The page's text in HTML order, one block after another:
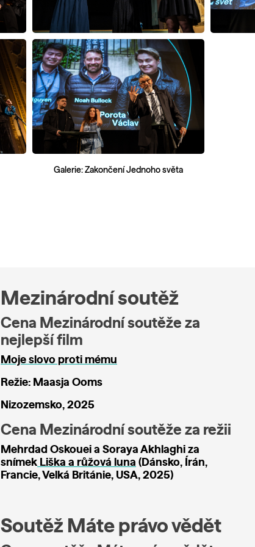
Galerie: Zakončení Jednoho světa
Mezinárodní soutěž
Cena Mezinárodní soutěže za
nejlepší film
Moje slovo proti mému
Režie: Maasja Ooms
Nizozemsko, 2025
Cena Mezinárodní soutěže za režii
Mehrdad Oskouei a Soraya Akhlaghi za
snímek Liška a růžová luna (Dánsko, Írán,
Francie, Velká Británie, USA, 2025)
Soutěž Máte právo vědět